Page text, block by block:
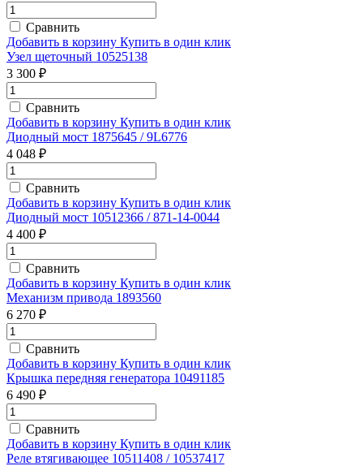
Сравнить
Добавить в корзину Купить в один клик
Узел щеточный 10525138
3 300 ₽
Сравнить
Добавить в корзину Купить в один клик
Диодный мост 1875645 / 9L6776
4 048 ₽
Сравнить
Добавить в корзину Купить в один клик
Диодный мост 10512366 / 871-14-0044
4 400 ₽
Сравнить
Добавить в корзину Купить в один клик
Механизм привода 1893560
6 270 ₽
Сравнить
Добавить в корзину Купить в один клик
Крышка передняя генератора 10491185
6 490 ₽
Сравнить
Добавить в корзину Купить в один клик
Реле втягивающее 10511408 / 10537417